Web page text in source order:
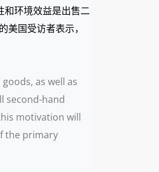
和环境效益是出售二
国受访者表示，
as well as
second-hand
motivation will
the primary